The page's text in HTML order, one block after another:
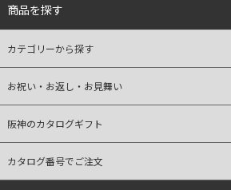
商品を探す
カテゴリーから探す
お祝い・お返し・お見舞い
阪神のカタログギフト
カタログ番号でご注文